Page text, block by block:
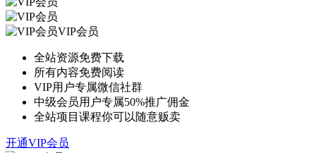
VIP会员
全站资源免费下载
所有内容免费阅读
VIP用户专属微信社群
中级会员用户专属50%推广佣金
全站项目课程你可以随意贩卖
开通VIP会员